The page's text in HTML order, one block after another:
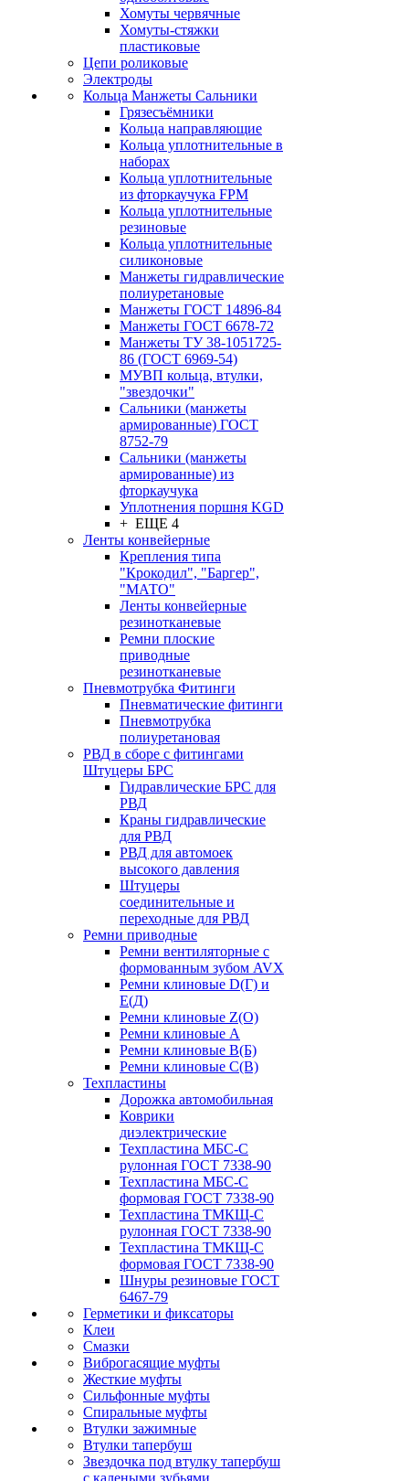
Хомуты червячные
Хомуты-стяжки
пластиковые
Цепи роликовые
Электроды
Кольца Манжеты Сальники
Грязесъёмники
Кольца направляющие
Кольца уплотнительные в
наборах
Кольца уплотнительные
из фторкаучука FPM
Кольца уплотнительные
резиновые
Кольца уплотнительные
силиконовые
Манжеты гидравлические
полиуретановые
Манжеты ГОСТ 14896-84
Манжеты ГОСТ 6678-72
Манжеты ТУ 38-1051725-
86 (ГОСТ 6969-54)
МУВП кольца, втулки,
"звездочки"
Сальники (манжеты
армированные) ГОСТ
8752-79
Сальники (манжеты
армированные) из
фторкаучука
Уплотнения поршня KGD
+ ЕЩЕ 4
Ленты конвейерные
Крепления типа
"Крокодил", "Баргер",
"МАТО"
Ленты конвейерные
резинотканевые
Ремни плоские
приводные
резинотканевые
Пневмотрубка Фитинги
Пневматические фитинги
Пневмотрубка
полиуретановая
РВД в сборе с фитингами
Штуцеры БРС
Гидравлические БРС для
РВД
Краны гидравлические
для РВД
РВД для автомоек
высокого давления
Штуцеры
соединительные и
переходные для РВД
Ремни приводные
Ремни вентиляторные с
формованным зубом AVX
Ремни клиновые D(Г) и
Е(Д)
Ремни клиновые Z(О)
Ремни клиновые А
Ремни клиновые В(Б)
Ремни клиновые С(В)
Техпластины
Дорожка автомобильная
Коврики
диэлектрические
Техпластина МБС-С
рулонная ГОСТ 7338-90
Техпластина МБС-С
формовая ГОСТ 7338-90
Техпластина ТМКЩ-С
рулонная ГОСТ 7338-90
Техпластина ТМКЩ-С
формовая ГОСТ 7338-90
Шнуры резиновые ГОСТ
6467-79
Герметики и фиксаторы
Клеи
Смазки
Виброгасящие муфты
Жесткие муфты
Сильфонные муфты
Спиральные муфты
Втулки зажимные
Втулки тапербуш
Звездочка под втулку тапербуш
c калеными зубьями